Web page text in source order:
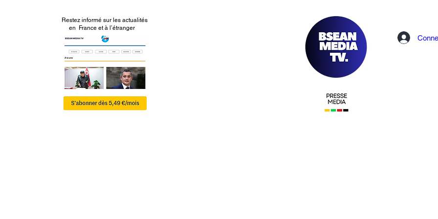
Restez informé sur les actualités
en France et à l’étranger